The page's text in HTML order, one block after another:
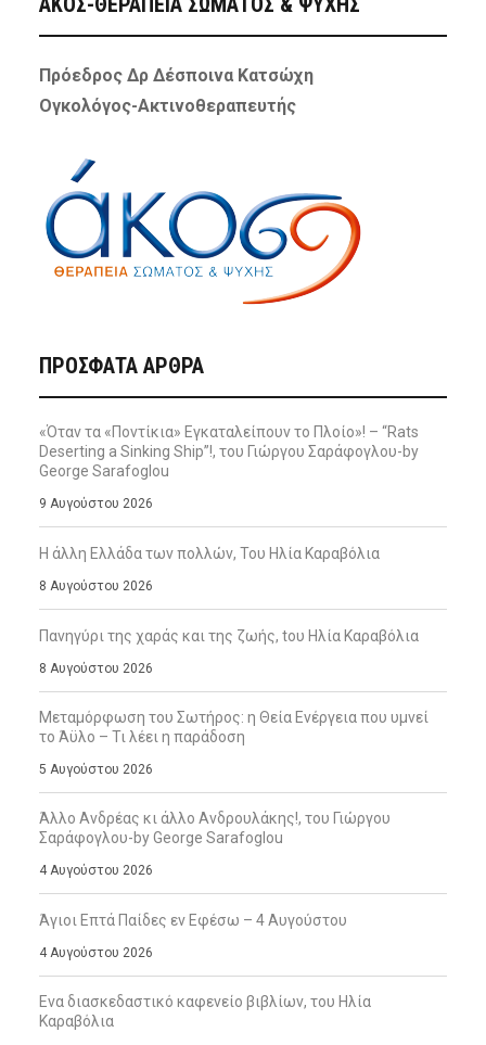
Πρόεδρος Δρ Δέσποινα Κατσώχη
Ογκολόγος-Ακτινοθεραπευτής
ΠΡΌΣΦΑΤΑ ΆΡΘΡΑ
«Όταν τα «Ποντίκια» Εγκαταλείπουν το Πλοίο»! – “Rats
Deserting a Sinking Ship”!, του Γιώργου Σαράφογλου-by
George Sarafoglou
9 Αυγούστου 2026
Η άλλη Ελλάδα των πολλών, Του Ηλία Καραβόλια
8 Αυγούστου 2026
Πανηγύρι της χαράς και της ζωής, tου Ηλία Καραβόλια
8 Αυγούστου 2026
Μεταμόρφωση του Σωτήρος: η Θεία Ενέργεια που υμνεί
το Άϋλο – Τι λέει η παράδοση
5 Αυγούστου 2026
Άλλο Ανδρέας κι άλλο Ανδρουλάκης!, του Γιώργου
Σαράφογλου-by George Sarafoglou
4 Αυγούστου 2026
Άγιοι Επτά Παίδες εν Εφέσω – 4 Αυγούστου
4 Αυγούστου 2026
Ενα διασκεδαστικό καφενείο βιβλίων, του Ηλία
Καραβόλια